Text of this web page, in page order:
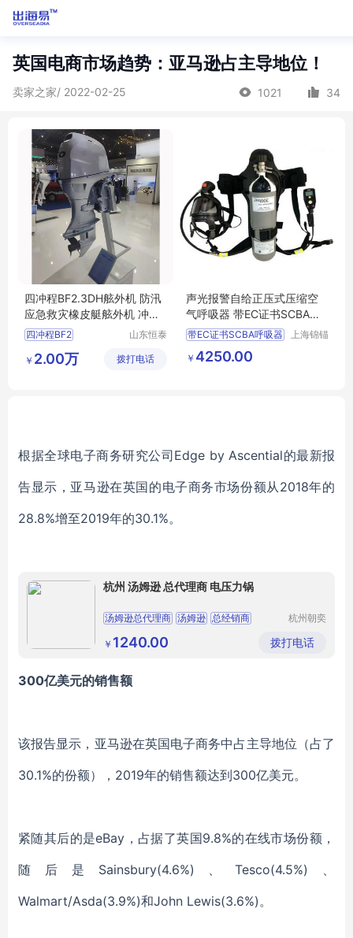
英国电商市场趋势：亚马逊占主导地位！
卖家之家/ 2022-02-25 1021 34
四冲程BF2.3DH舷外机 防汛
应急救灾橡皮艇舷外机 冲锋
舟船外挂机
四冲程BF2
防汛应急救灾橡皮艇舷外机
山东恒泰
装备制造
￥ 2.00万 拨打电话
声光报警自给正压式压缩空
气呼吸器 带EC证书SCBA呼
吸器 6L 300Bar
带EC证书SCBA呼吸器
压缩空气呼吸器
300Bar
上海锦锚
￥ 4250.00
根据全球电子商务研究公司Edge by Ascential的最新报
告显示，亚马逊在英国的电子商务市场份额从2018年的
28.8%增至2019年的30.1%。
杭州 汤姆逊 总代理商 电压力锅
汤姆逊总代理商 汤姆逊 总经销商
杭州朝奕
公司
￥ 1240.00 拨打电话
300亿美元的销售额
该报告显示，亚马逊在英国电子商务中占主导地位（占了
30.1%的份额），2019年的销售额达到300亿美元。
紧随其后的是eBay，占据了英国9.8%的在线市场份额，
随后是Sainsbury(4.6%)、Tesco(4.5%)、
Walmart/Asda(3.9%)和John Lewis(3.6%)。